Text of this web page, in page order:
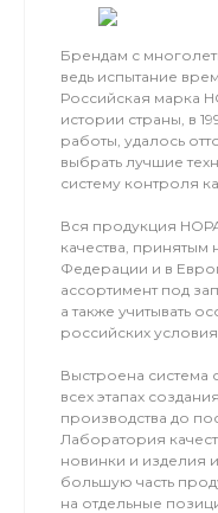
Брендам с
ведь испытание
Российская марка
истории страны, в
работы, удалось
выбрать лучшие
систему контроля
Вся продукция
качества,
Федерации и в
ассортимент под
а также учитывать
российских
Выстроена система
всех этапах
производства до
Лаборатория
новинки и изделия
большую часть
на отдельные